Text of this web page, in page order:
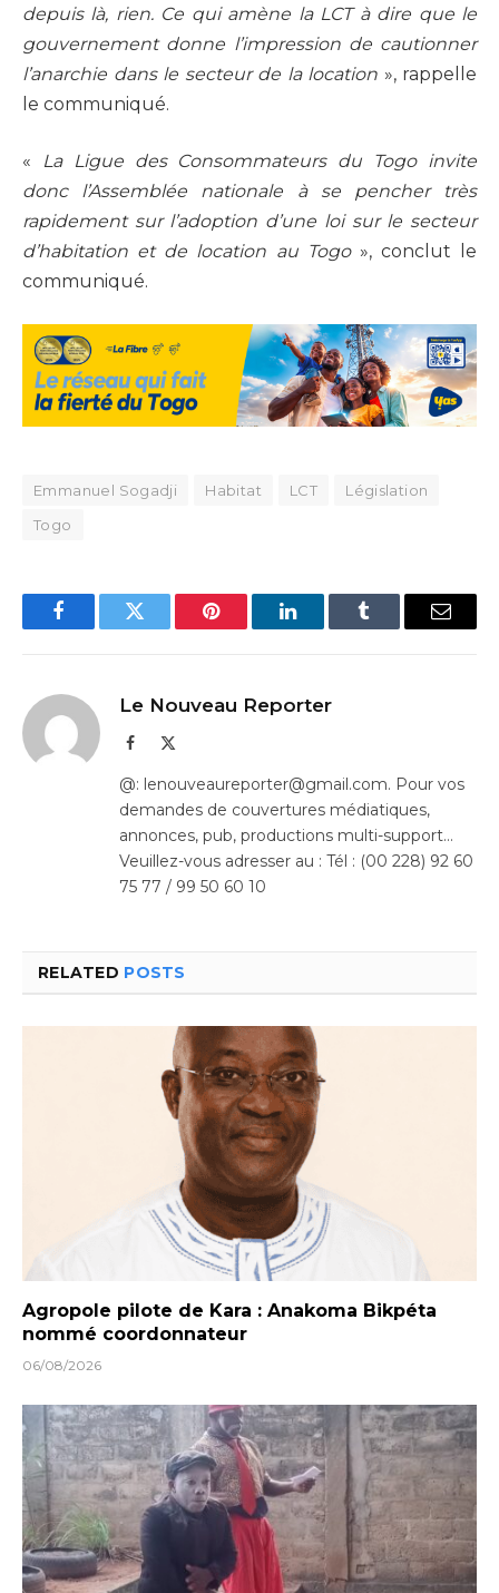
depuis là, rien. Ce qui amène la LCT à dire que le
gouvernement donne l’impression de cautionner
l’anarchie dans le secteur de la location », rappelle
le communiqué.
«
La Ligue des Consommateurs du Togo invite
donc l’Assemblée nationale à se pencher très
rapidement sur l’adoption d’une loi sur le secteur
d’habitation et de location au Togo», conclut le
communiqué.
Emmanuel Sogadji Habitat LCT
Législation
Togo
FacebookTwitter Pinterest LinkedInTumblr Email
Le Nouveau Reporter
Facebook
@: lenouveaureporter@gmail.com. Pour vos
demandes de couvertures médiatiques,
annonces, pub, productions multi-support…
Veuillez-vous adresser au : Tél : (00 228) 92 60
75 77 / 99 50 60 10
RELATED POSTS
Agropole pilote de Kara : Anakoma Bikpéta
nommé coordonnateur
06/08/2026